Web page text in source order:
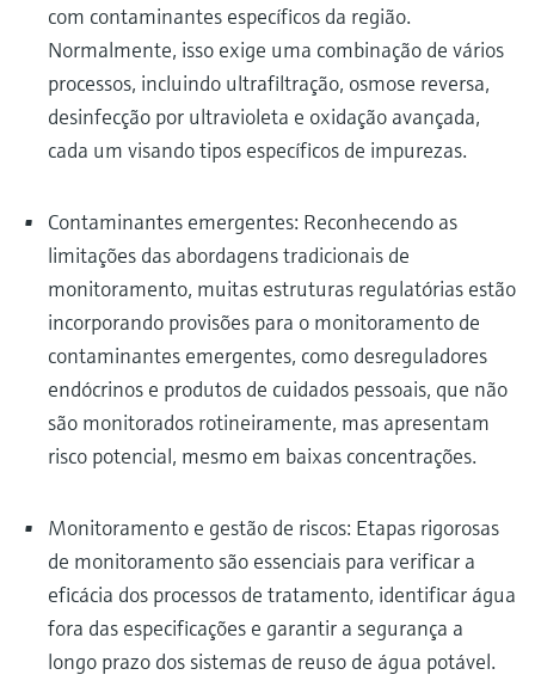
com contaminantes específicos da região.
Normalmente, isso exige uma combinação de vários
processos, incluindo ultrafiltração, osmose reversa,
desinfecção por ultravioleta e oxidação avançada,
cada um visando tipos específicos de impurezas.
Contaminantes emergentes: Reconhecendo as
limitações das abordagens tradicionais de
monitoramento, muitas estruturas regulatórias estão
incorporando provisões para o monitoramento de
contaminantes emergentes, como desreguladores
endócrinos e produtos de cuidados pessoais, que não
são monitorados rotineiramente, mas apresentam
risco potencial, mesmo em baixas concentrações.
Monitoramento e gestão de riscos: Etapas rigorosas
de monitoramento são essenciais para verificar a
eficácia dos processos de tratamento, identificar água
fora das especificações e garantir a segurança a
longo prazo dos sistemas de reuso de água potável.